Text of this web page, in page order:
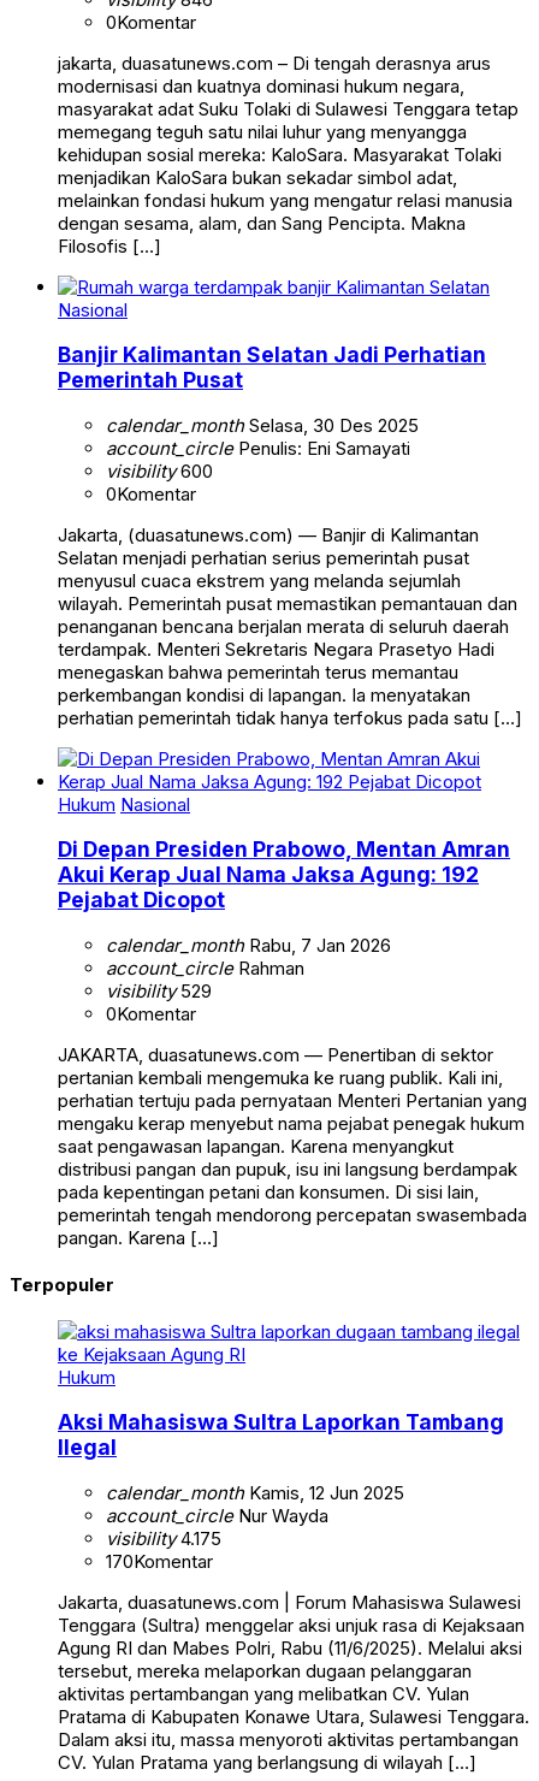
0Komentar
jakarta, duasatunews.com – Di tengah derasnya arus
modernisasi dan kuatnya dominasi hukum negara,
masyarakat adat Suku Tolaki di Sulawesi Tenggara tetap
memegang teguh satu nilai luhur yang menyangga
kehidupan sosial mereka: KaloSara. Masyarakat Tolaki
menjadikan KaloSara bukan sekadar simbol adat,
melainkan fondasi hukum yang mengatur relasi manusia
dengan sesama, alam, dan Sang Pencipta. Makna
Filosofis […]
Nasional
Banjir Kalimantan Selatan Jadi Perhatian
Pemerintah Pusat
calendar_monthSelasa, 30 Des 2025
account_circlePenulis: Eni Samayati
visibility600
0Komentar
Jakarta, (duasatunews.com) — Banjir di Kalimantan
Selatan menjadi perhatian serius pemerintah pusat
menyusul cuaca ekstrem yang melanda sejumlah
wilayah. Pemerintah pusat memastikan pemantauan dan
penanganan bencana berjalan merata di seluruh daerah
terdampak. Menteri Sekretaris Negara Prasetyo Hadi
menegaskan bahwa pemerintah terus memantau
perkembangan kondisi di lapangan. Ia menyatakan
perhatian pemerintah tidak hanya terfokus pada satu […]
Hukum Nasional
Di Depan Presiden Prabowo, Mentan Amran
Akui Kerap Jual Nama Jaksa Agung: 192
Pejabat Dicopot
calendar_monthRabu, 7 Jan 2026
account_circleRahman
visibility529
0Komentar
JAKARTA, duasatunews.com — Penertiban di sektor
pertanian kembali mengemuka ke ruang publik. Kali ini,
perhatian tertuju pada pernyataan Menteri Pertanian yang
mengaku kerap menyebut nama pejabat penegak hukum
saat pengawasan lapangan. Karena menyangkut
distribusi pangan dan pupuk, isu ini langsung berdampak
pada kepentingan petani dan konsumen. Di sisi lain,
pemerintah tengah mendorong percepatan swasembada
pangan. Karena […]
Terpopuler
Hukum
Aksi Mahasiswa Sultra Laporkan Tambang
Ilegal
calendar_monthKamis, 12 Jun 2025
account_circleNur Wayda
visibility4.175
170Komentar
Jakarta, duasatunews.com | Forum Mahasiswa Sulawesi
Tenggara (Sultra) menggelar aksi unjuk rasa di Kejaksaan
Agung RI dan Mabes Polri, Rabu (11/6/2025). Melalui aksi
tersebut, mereka melaporkan dugaan pelanggaran
aktivitas pertambangan yang melibatkan CV. Yulan
Pratama di Kabupaten Konawe Utara, Sulawesi Tenggara.
Dalam aksi itu, massa menyoroti aktivitas pertambangan
CV. Yulan Pratama yang berlangsung di wilayah […]